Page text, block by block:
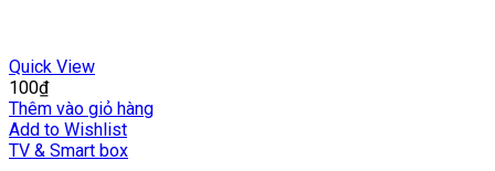
Quick View
100₫
Thêm vào giỏ hàng
Add to Wishlist
TV & Smart box